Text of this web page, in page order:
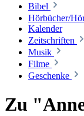
Bibel
Hörbücher/
Kalender
Zeitschriften
Musik
Filme
Geschenke
Zu